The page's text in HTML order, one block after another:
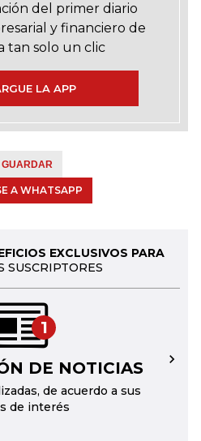
del primer diario
y financiero de
tan solo un clic
LA APP
GUARDAR
A WHATSAPP
EXCLUSIVOS PARA
SUSCRIPTORES
1
DE NOTICIAS
de acuerdo a sus
de interés
→